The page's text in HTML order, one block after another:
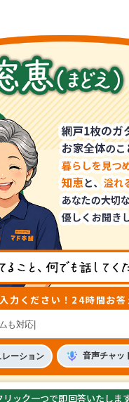
力ください！24時間お答
ーション 音声チャッ